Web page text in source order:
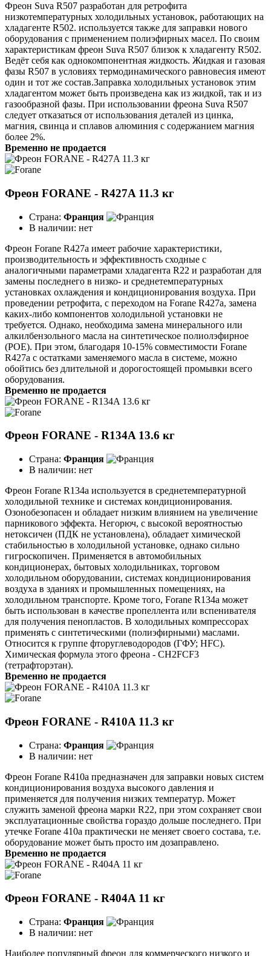
Фреон Suva R507 разработан для ретрофита
низкотемпературных холодильных установок, работающих на
хладагенте R502. используется также для заправки нового
оборудования с применением полиэфирных масел. По своим
характеристикам фреон Suva R507 близок к хладагенту R502.
Ведёт себя как однокомпонентная жидкость. Жидкая и газовая
фазы R507 в условиях термодинамического равновесия имеют
один и тот же состав.Заправка холодильных установок этим
хладагентом может быть произведена как из жидкой, так и из
газообразной фазы. При использовании фреона Suva R507
следует отказаться от использования деталей из цинка,
магния, свинца и сплавов алюминия с содержанием магния
более 2%.
Временно не продается
Фреон FORANE - R427A 11.3 кг
Страна: Франция
В наличии: нет
Фреон Forane R427а имеет рабочие характеристики,
производительность и эффективность сходные с
аналогичными параметрами хладагента R22 и разработан для
замены последнего в низко- и среднетемпературных
установках охлаждения и кондиционирования воздуха. При
проведении ретрофита, с переходом на Forane R427a, замена
каких-либо компонентов холодильной установки не
требуется. Однако, необходима замена минерального или
алкилбензольного масла на синтетическое полиолэфирное
(POE). При этом, благодаря 10-15% совместимости Forane
R427a с остатками заменяемого масла в системе, можно
обойтись без длительной и дорогостоящей промывки всего
оборудования.
Временно не продается
Фреон FORANE - R134A 13.6 кг
Страна: Франция
В наличии: нет
Фреон Forane R134a используется в среднетемпературной
холодильной технике и системах кондиционирования.
Озонобезопасен и обладает низким влиянием на увеличение
парникового эффекта. Негорюч, с высокой вероятностью
нетоксичен (ПДК не установлена), обладает химической
стабильностью в холодильной установке, однако сильно
гигроскопичен. Применяется в автомобильных
кондиционерах, бытовых холодильниках, торговом
холодильном оборудовании, системах кондиционирования
воздуха в зданиях и промышленных помещениях, на
холодильном транспорте. Кроме того, Forane R134a может
быть использован в качестве пропеллента или вспенивателя
для получения пенопластов. В холодильных компрессорах
применять с синтетическими (полиэфирными) маслами.
Относится к группе фторуглеводородов (ГФУ; HFC).
Химическая формула этого фреона - СН2FСF3
(тетрафторэтан).
Временно не продается
Фреон FORANE - R410A 11.3 кг
Страна: Франция
В наличии: нет
Фреон Forane R410а предназначен для заправки новых систем
кондицио­ниро­вания воздуха высокого давления и
применяется для получения низких температур. Может
служить заменой фреона марки R22, при этом сохраняет свои
эксплуатационные свойства гораздо дольше последнего. При
утечке Forane 410а практически не меняет своего состава, т.е.
оборудование может быть просто им дозаправлено.
Временно не продается
Фреон FORANE - R404A 11 кг
Страна: Франция
В наличии: нет
Наиболее популярный фреон для коммерческого низкого и